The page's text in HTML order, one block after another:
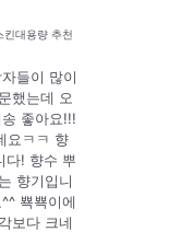
킨대용량 추천
들이 많이
했는데 오
좋아요!!!
요ㅋㅋ 향
다! 향수 뿌
향기입니
뾱뾱이에
보다 크네